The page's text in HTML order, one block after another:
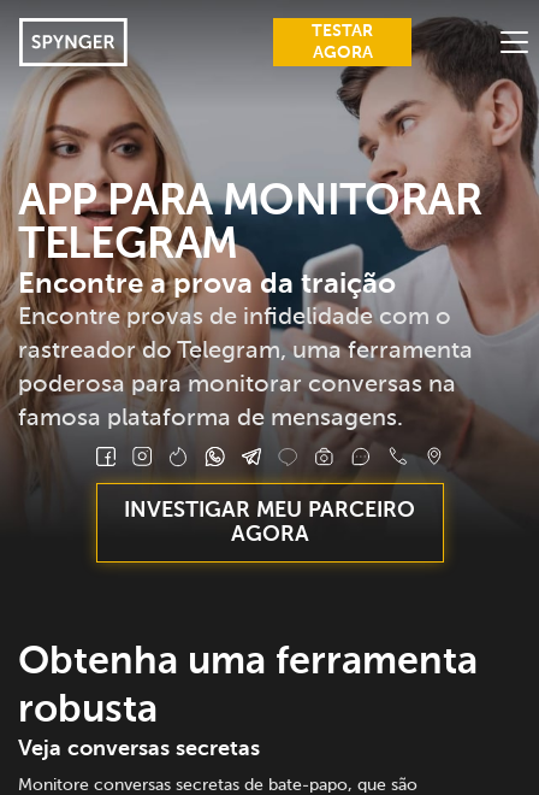
FUNÇÕES
SINAIS DE TRAIÇÃO
BENEFÍCIOS
AVALIAÇÕES
GUIAS
ENTRAR
PERGUNTAS FREQUENTES
TESTAR
AGORA
APP PARA MONITORAR
TELEGRAM
Encontre a prova da traição
Encontre provas de infidelidade com o
rastreador do Telegram, uma ferramenta
poderosa para monitorar conversas na
famosa plataforma de mensagens.
INVESTIGAR MEU PARCEIRO
AGORA
Obtenha uma ferramenta
robusta
Veja conversas secretas
Monitore conversas secretas de bate-papo, que são